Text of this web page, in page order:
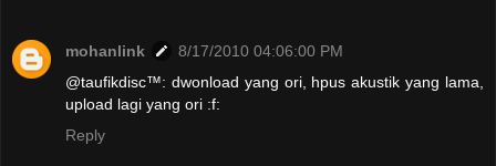
mohanlink
8/17/2010 04:06:00 PM
@taufikdisc™: dwonload yang ori, hpus akustik yang lama,
upload lagi yang ori :f:
Reply